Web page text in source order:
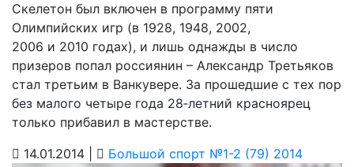
Скелетон был включен в программу пяти
Олимпийских игр (в 1928, 1948, 2002,
2006 и 2010 годах), и лишь однажды в число
призеров попал росси­янин – Александр Третьяков
стал третьим в Ванкувере. За прошедшие с тех пор
без малого четыре года 28‑летний красно­ярец
только прибавил в мастерстве.
14.01.2014 |
Большой спорт №1-2 (79) 2014